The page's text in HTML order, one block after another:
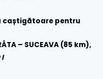
caștigătoare pentru
– SUCEAVA (85 km),